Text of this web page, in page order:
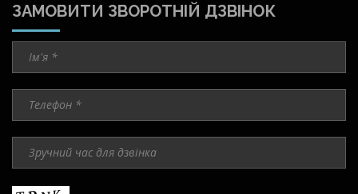
ЗАМОВИТИ ЗВОРОТНІЙ ДЗВІНОК